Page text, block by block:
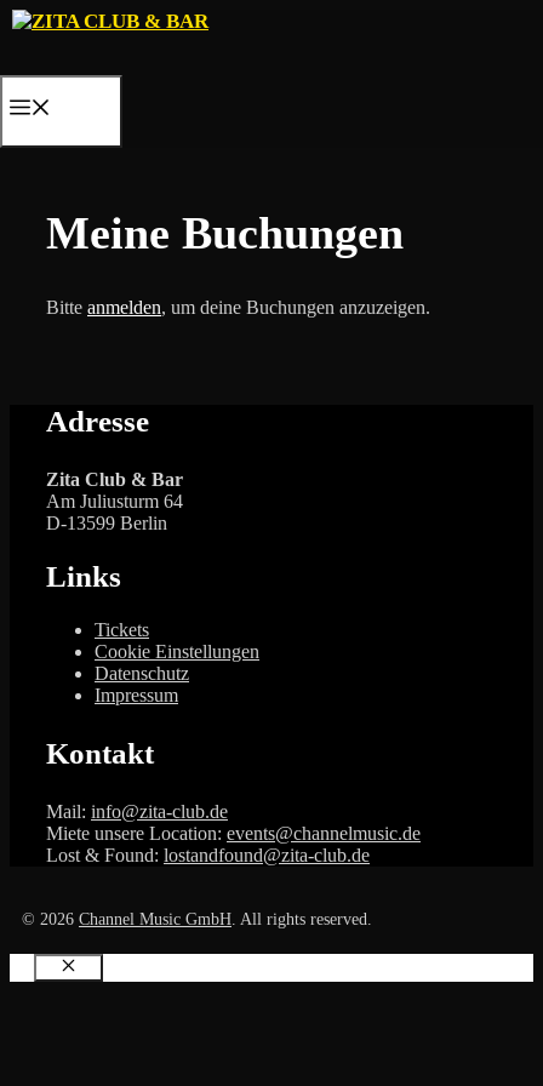
Zum
Meine Buchungen
Bitte anmelden, um deine Buchungen anzuzeigen.
Adresse
Zita Club & Bar
Am Juliusturm 64
D-13599 Berlin
Links
Tickets
Cookie Einstellungen
Datenschutz
Impressum
Kontakt
Mail: info@zita-club.de
Miete unsere Location: events@channelmusic.de
Lost & Found: lostandfound@zita-club.de
© 2026 Channel Music GmbH . All rights reserved.
Schließen